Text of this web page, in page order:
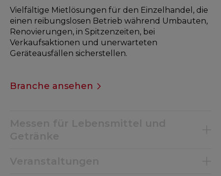
Vielfältige Mietlösungen für den Einzelhandel, die
einen reibungslosen Betrieb während Umbauten,
Renovierungen, in Spitzenzeiten, bei
Verkaufsaktionen und unerwarteten
Geräteausfällen sicherstellen.
Branche ansehen